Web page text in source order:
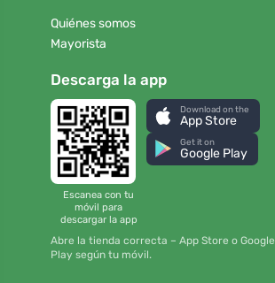
Quiénes somos
Mayorista
Descarga la app
Escanea con tu
móvil para
descargar la app
Download on the
App Store
Get it on
Google Play
Abre la tienda correcta – App Store o Google
Play según tu móvil.